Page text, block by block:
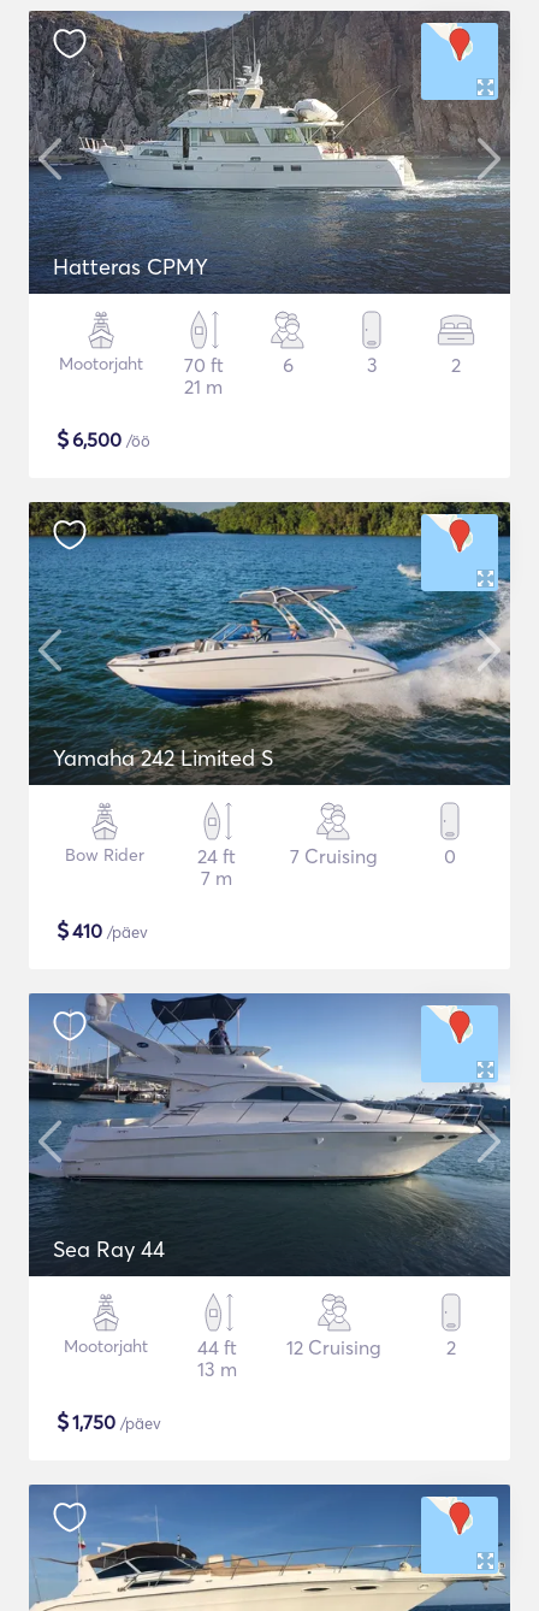
Hatteras CPMY
Mootorjaht
70 ft
21 m
6 3 2
$6,500 /öö
Yamaha 242 Limited S
Bow Rider
24 ft
7 m
7 Cruising 0
$410 /päev
Sea Ray 44
Mootorjaht
44 ft
13 m
12 Cruising 2
$1,750 /päev